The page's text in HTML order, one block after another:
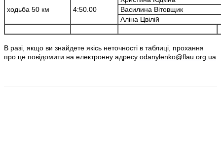
ходьба 50 км 4:50.00
Василина Вітовщик
Аліна Цвілій
В разі, якщо ви знайдете якісь неточності в таблиці, прохання
про це повідомити на електронну адресу odanylenko@flau.org.ua